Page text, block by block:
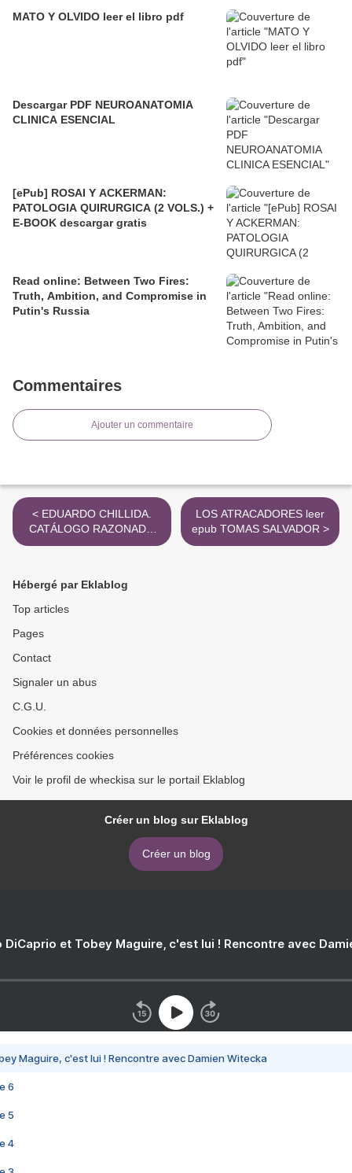
MATO Y OLVIDO leer el libro pdf
Descargar PDF NEUROANATOMIA
CLINICA ESENCIAL
[ePub] ROSAI Y ACKERMAN:
PATOLOGIA QUIRURGICA (2 VOLS.) +
E-BOOK descargar gratis
Read online: Between Two Fires:
Truth, Ambition, and Compromise in
Putin's Russia
Commentaires
Ajouter un commentaire
< EDUARDO CHILLIDA.
CATÁLOGO RAZONADO
DE ESCULTURA III (1983-
LOS ATRACADORES leer
epub TOMAS SALVADOR >
Hébergé par Eklablog
Top articles
Pages
Contact
Signaler un abus
C.G.U.
Cookies et données personnelles
Préférences cookies
Voir le profil de wheckisa sur le portail Eklablog
Créer un blog sur Eklablog
Créer un blog
DiCaprio et Tobey Maguire, c'est lui ! Rencontre avec
Maguire, c'est lui ! Rencontre avec Damien Witecka
6
5
4